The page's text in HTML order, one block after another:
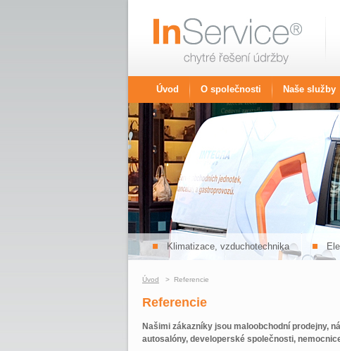
Úvod O společnosti Naše služby
Klimatizace, vzduchotechnika
Úvod > Referencie
Referencie
Našimi zákazníky jsou maloobchodní prodejny,
autosalóny, developerské společnosti,